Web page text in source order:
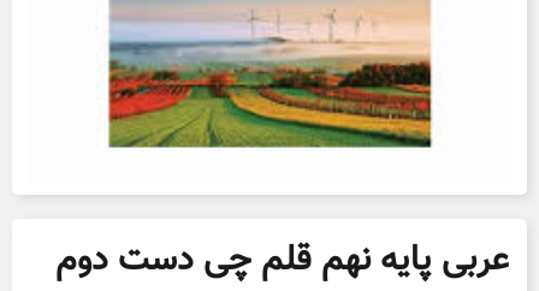
عربی پایه نهم قلم چی دست دوم